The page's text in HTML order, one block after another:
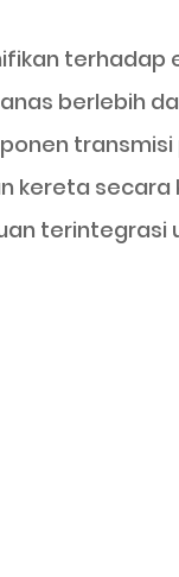
terhadap
berlebih
kereta secara
terintegrasi